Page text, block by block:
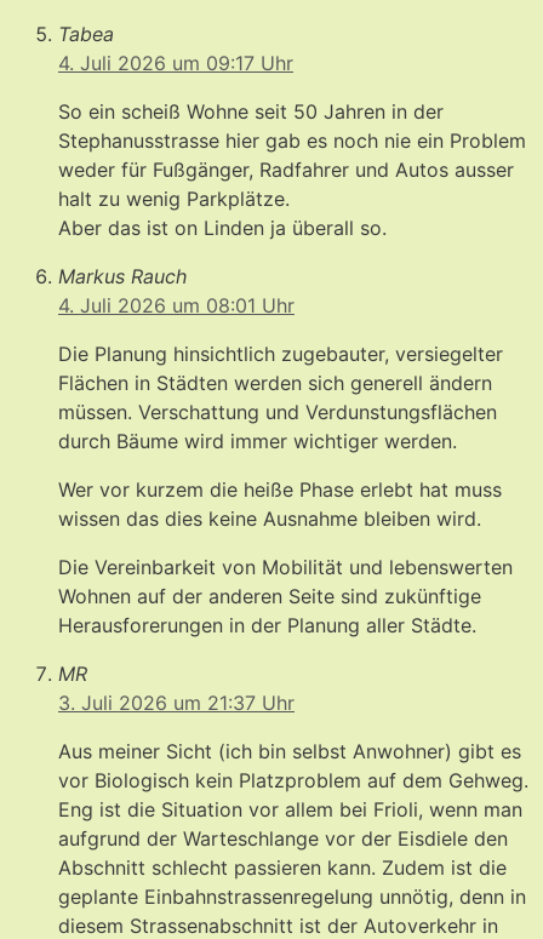
Tabea
4. Juli 2026 um 09:17 Uhr
So ein scheiß Wohne seit 50 Jahren in der
Stephanusstrasse hier gab es noch nie ein Problem
weder für Fußgänger, Radfahrer und Autos ausser
halt zu wenig Parkplätze.
Aber das ist on Linden ja überall so.
Markus Rauch
4. Juli 2026 um 08:01 Uhr
Die Planung hinsichtlich zugebauter, versiegelter
Flächen in Städten werden sich generell ändern
müssen. Verschattung und Verdunstungsflächen
durch Bäume wird immer wichtiger werden.
Wer vor kurzem die heiße Phase erlebt hat muss
wissen das dies keine Ausnahme bleiben wird.
Die Vereinbarkeit von Mobilität und lebenswerten
Wohnen auf der anderen Seite sind zukünftige
Herausforerungen in der Planung aller Städte.
MR
3. Juli 2026 um 21:37 Uhr
Aus meiner Sicht (ich bin selbst Anwohner) gibt es
vor Biologisch kein Platzproblem auf dem Gehweg.
Eng ist die Situation vor allem bei Frioli, wenn man
aufgrund der Warteschlange vor der Eisdiele den
Abschnitt schlecht passieren kann. Zudem ist die
geplante Einbahnstrassenregelung unnötig, denn in
diesem Strassenabschnitt ist der Autoverkehr in